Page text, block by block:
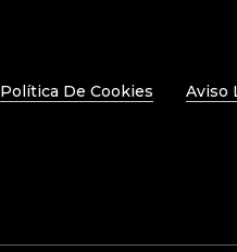
Política De Cookies Aviso